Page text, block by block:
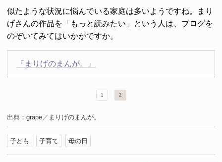
似たような状況に悩んでいる家庭は多いようですね。まり
げさんの作品を「もっと読みたい」という人は、ブログを
のぞいてみてはいかがですか。
『まりげのまんが。』
1 2
出典： grape／ まりげのまんが。
子ども 子育て 母の日